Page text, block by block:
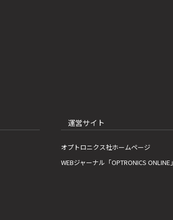
運営サイト
オプトロニクス社ホームページ
WEBジャーナル「OPTRONICS ONLINE」